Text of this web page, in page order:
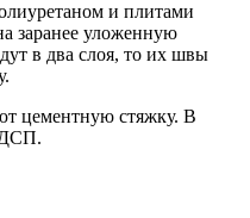
и плитами
заранее уложенную
в два слоя, то их швы
цементную стяжку. В
ДСП.